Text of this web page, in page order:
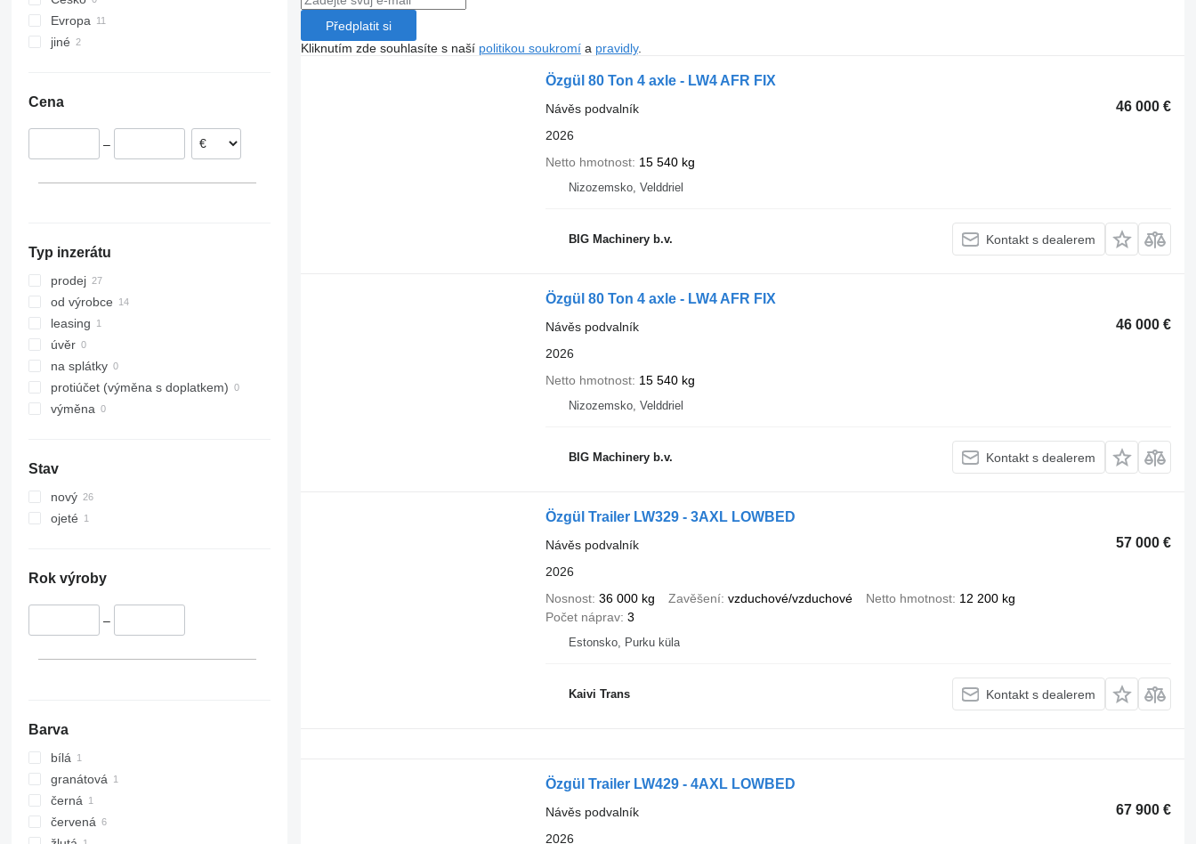
Evropa
Litva
jiné
Cena
–
Typ inzerátu
prodej
od výrobce
leasing
úvěr
na splátky
protiúčet (výměna s doplatkem)
výměna
Stav
nový
ojeté
Rok výroby
–
Barva
bílá
granátová
černá
červená
Předplatit si
Kliknutím zde souhlasíte s naší politikou soukromía pravidly.
Özgül 80 Ton 4 axle - LW4 AFR FIX
46 000 €
Návěs podvalník
2026
Netto hmotnost 15 540 kg
Nizozemsko, Velddriel
BIG Machinery b.v. Kontakt s dealerem
Özgül 80 Ton 4 axle - LW4 AFR FIX
46 000 €
Návěs podvalník
2026
Netto hmotnost 15 540 kg
Nizozemsko, Velddriel
BIG Machinery b.v. Kontakt s dealerem
Özgül Trailer LW329 - 3AXL LOWBED
57 000 €
Návěs podvalník
2026
Nosnost 36 000 kg Zavěšení vzduchové/vzduchové Netto hmotnost 12 200 kg
Počet náprav 3
Estonsko, Purku küla
Kaivi Trans Kontakt s dealerem
Özgül Trailer LW429 - 4AXL LOWBED
67 900 €
Návěs podvalník
2026